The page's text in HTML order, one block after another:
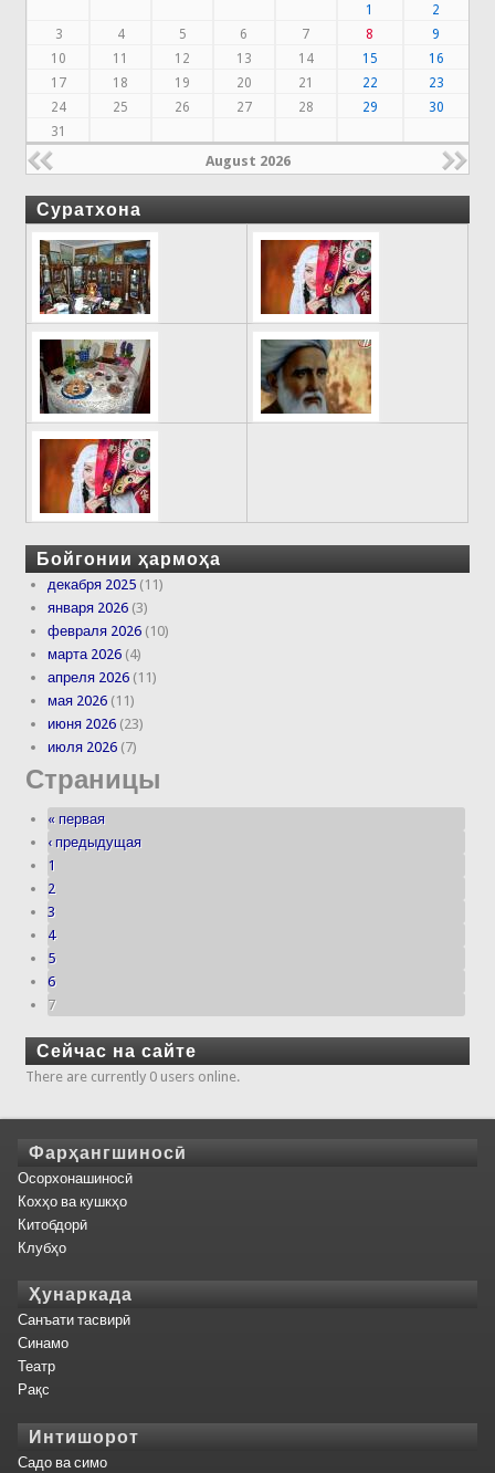
1
2
3
4 5 6 7 8
9
10
11 12 13 14 15
16
17
18 19 20 21 22
23
24
25 26 27 28 29
30
31
August 2026
Суратхона
Бойгонии ҳармоҳа
декабря 2025 (11)
января 2026 (3)
февраля 2026 (10)
марта 2026 (4)
апреля 2026 (11)
мая 2026 (11)
июня 2026 (23)
июля 2026 (7)
Страницы
« первая
‹ предыдущая
1
2
3
4
5
6
7
Сейчас на сайте
There are currently 0 users online.
Фарҳангшиносӣ
Осорхонашиносӣ
Кохҳо ва кушкҳо
Китобдорӣ
Клубҳо
Ҳунаркада
Санъати тасвирӣ
Синамо
Театр
Рақс
Интишорот
Садо ва симо